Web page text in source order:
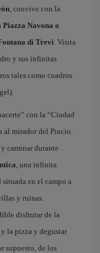
, convive con la
Piazza Navona o
di Trevi . Visita
y sus infinitas
tales como cuadros
con la “Ciudad
al mirador del Pincio.
caminar durante
, una infinita
en el campo a
y ruinas.
disfrutar de la
la pizza y degustar
supuesto, de los